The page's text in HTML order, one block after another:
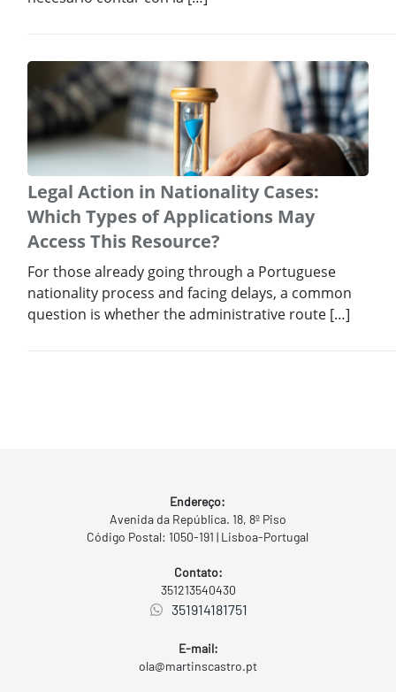
Legal Action in Nationality Cases:
Which Types of Applications May
Access This Resource?
For those already going through a Portuguese
nationality process and facing delays, a common
question is whether the administrative route […]
Endereço:
Avenida da República. 18, 8º Piso
Código Postal: 1050-191 | Lisboa-Portugal
Contato:
351213540430
351914181751
E-mail:
ola@martinscastro.pt